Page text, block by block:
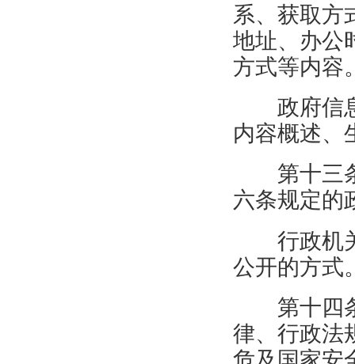
系、获取方
地址、办公
方式等内容
政府信
内容概述、
第十三
六条规定的
行政机
公开的方式
第十四
律、行政法